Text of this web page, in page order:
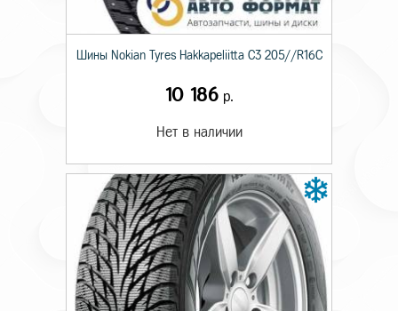
Шины Nokian Tyres Hakkapeliitta C3 205//R16C
10 186р.
Нет в наличии